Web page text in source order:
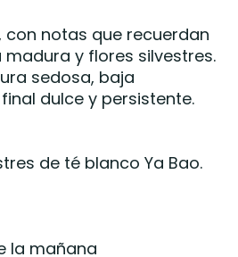
con notas que recuerdan
y flores silvestres.
sedosa, baja
dulce y persistente.
de té blanco Ya Bao.
la mañana